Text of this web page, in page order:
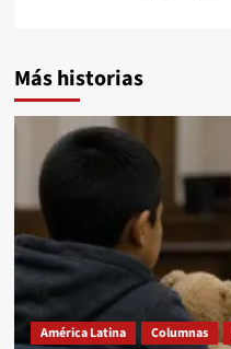
Más historias
América Latina Columnas